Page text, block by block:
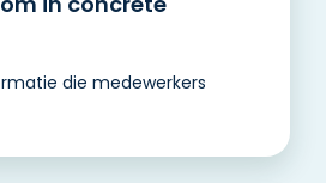
die medewerkers